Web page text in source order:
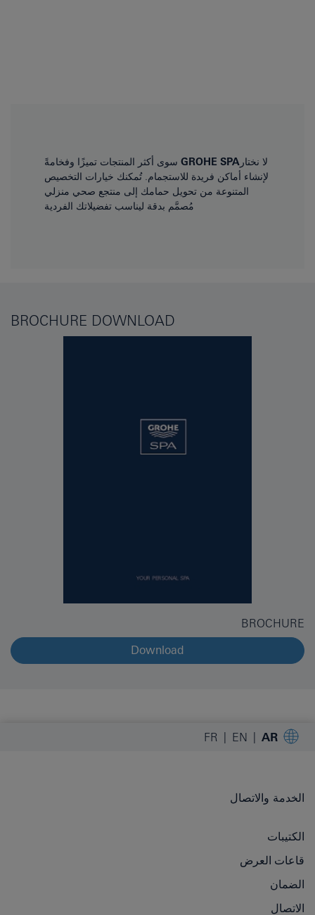
لا نختار GROHE SPA سوى أكثر المنتجات تميزًا وفخامةً
لإنشاء أماكن فريدة للاستجمام. تُمكنك خيارات التخصيص
المتنوعة من تحويل حمامك إلى منتجع صحي منزلي
مُصمَّم بدقة ليناسب تفضيلاتك الفردية
BROCHURE DOWNLOAD
BROCHURE
Download
AR
EN
FR
الخدمة والاتصال
الكتيبات
قاعات العرض
الضمان
الاتصال